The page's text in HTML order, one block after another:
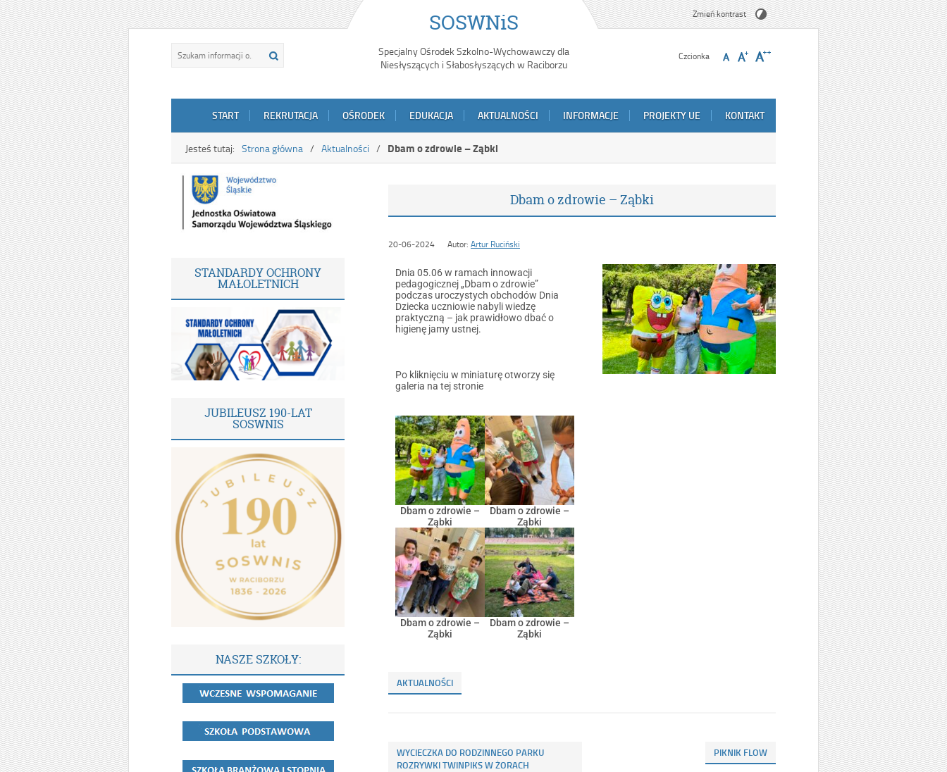
SOSWNiS
Specjalny Ośrodek Szkolno-Wychowawczy dla
Niesłyszących i Słabosłyszących w Raciborzu
Zmień kontrast
Czcionka
START REKRUTACJA OŚRODEK EDUKACJA AKTUALNOŚCI INFORMACJE PROJEKTY UE KONTAKT
Jesteś tutaj: Strona główna Aktualności Dbam o zdrowie – Ząbki
STANDARDY OCHRONY
MAŁOLETNICH
JUBILEUSZ 190-LAT
SOSWNIS
NASZE SZKOŁY:
Dbam o zdrowie – Ząbki
20-06-2024 Autor: Artur Ruciński
Dnia 05.06 w ramach innowacji
pedagogicznej „Dbam o zdrowie”
podczas uroczystych obchodów Dnia
Dziecka uczniowie nabyli wiedzę
praktyczną – jak prawidłowo dbać o
higienę jamy ustnej.
Po kliknięciu w miniaturę otworzy się
galeria na tej stronie
Dbam o zdrowie –
Ząbki
Dbam o zdrowie –
Ząbki
Dbam o zdrowie –
Ząbki
Dbam o zdrowie –
Ząbki
AKTUALNOŚCI
WYCIECZKA DO RODZINNEGO PARKU
ROZRYWKI TWINPIKS W ŻORACH
PIKNIK FLOW